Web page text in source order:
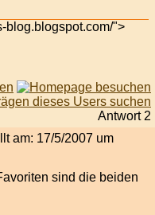
blog.blogspot.com/">
Antwort 2
am: 17/5/2007 um
sind die beiden